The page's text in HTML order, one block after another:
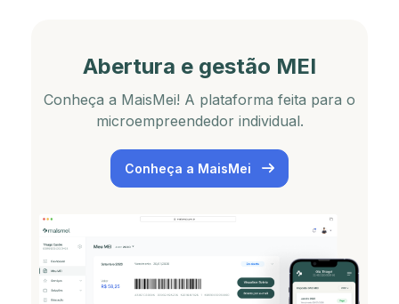
Abertura e gestão MEI
Conheça a MaisMei! A plataforma feita para o
microempreendedor individual.
Conheça a MaisMei